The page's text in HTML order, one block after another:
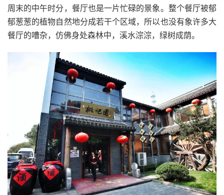
周末的中午时分，餐厅也是一片忙碌的景象。整个餐厅被郁
郁葱葱的植物自然地分成若干个区域，所以也没有象许多大
餐厅的嘈杂，仿佛身处森林中，溪水淙淙，绿树成荫。